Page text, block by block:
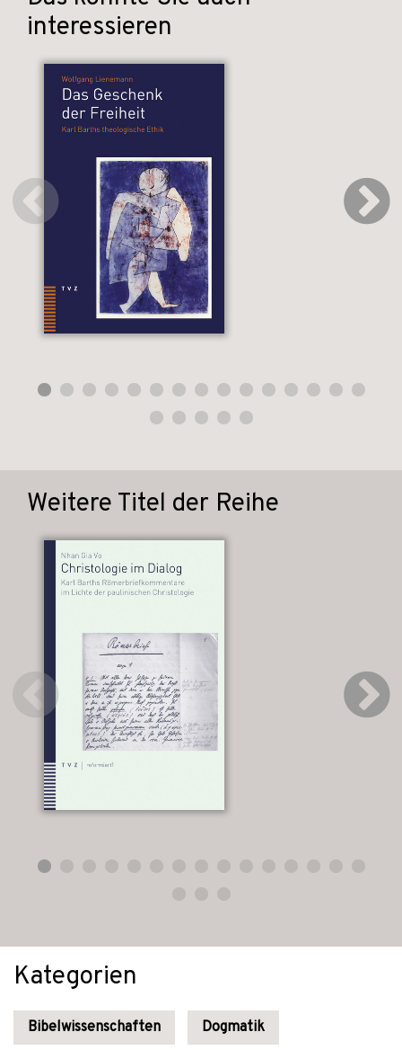
interessieren
Weitere Titel der Reihe
Kategorien
Bibelwissenschaften Dogmatik